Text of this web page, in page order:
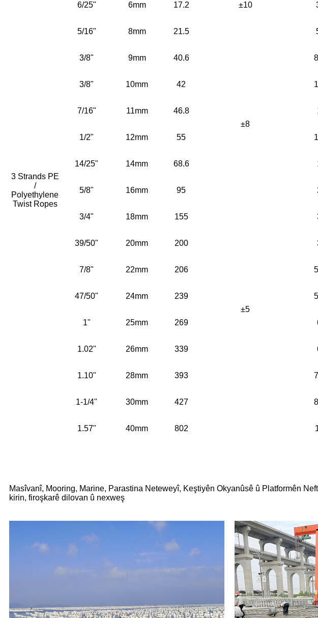
3 Strands PE
/
Polyethylene
Twist Ropes
±10
6/25" 6mm 17.2
5/16" 8mm 21.5
3/8" 9mm 40.6
3/8" 10mm 42
±8
7/16" 11mm 46.8
1/2" 12mm 55
14/25" 14mm 68.6
5/8" 16mm 95
±5
3/4" 18mm 155
39/50" 20mm 200
7/8" 22mm 206
47/50" 24mm 239
1" 25mm 269
1.02" 26mm 339
1.10" 28mm 393
1-1/4" 30mm 427
1.57" 40mm 802
Masîvanî, Mooring, Marine, Parastina Neteweyî, Keştiyên Okyanûsê û Platformên
kirin, firoşkarê dilovan û nexweş